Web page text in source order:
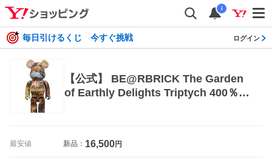
i
毎日引けるくじ 今すぐ挑戦 ログイン
【公式】 BE@RBRICK The Garden
of Earthly Delights Triptych 400％
最安値 新品： 16,500円